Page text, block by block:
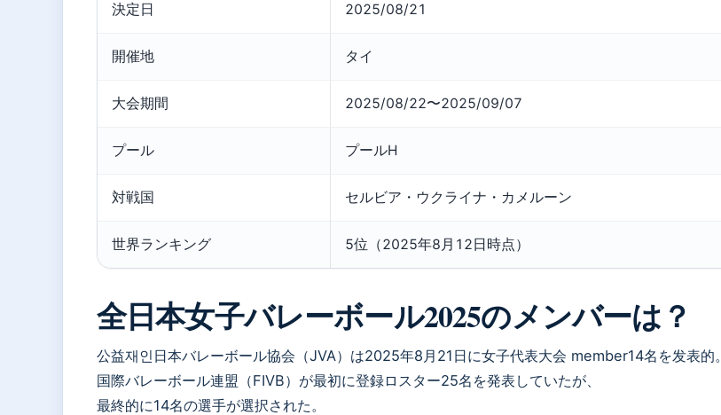
決定日 2025/08/21
開催地 タイ
大会期間 2025/08/22〜2025/09/07
プール プールH
対戦国 セルビア・ウクライナ・カメルーン
世界ランキング 5位（2025年8月12日時点）
全日本女子バレーボール2025のメンバーは？
公益재인日本バレーボール協会（JVA）は2025年8月21日に女子代表大会 member14名を发表的。
国際バレーボール連盟（FIVB）が最初に登録ロスター25名を発表していたが、
最終的に14名の選手が選択された。